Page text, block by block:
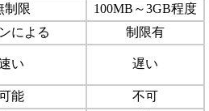
制限
100MB～3GB程度
による
制限有
い 遅い
能
不可